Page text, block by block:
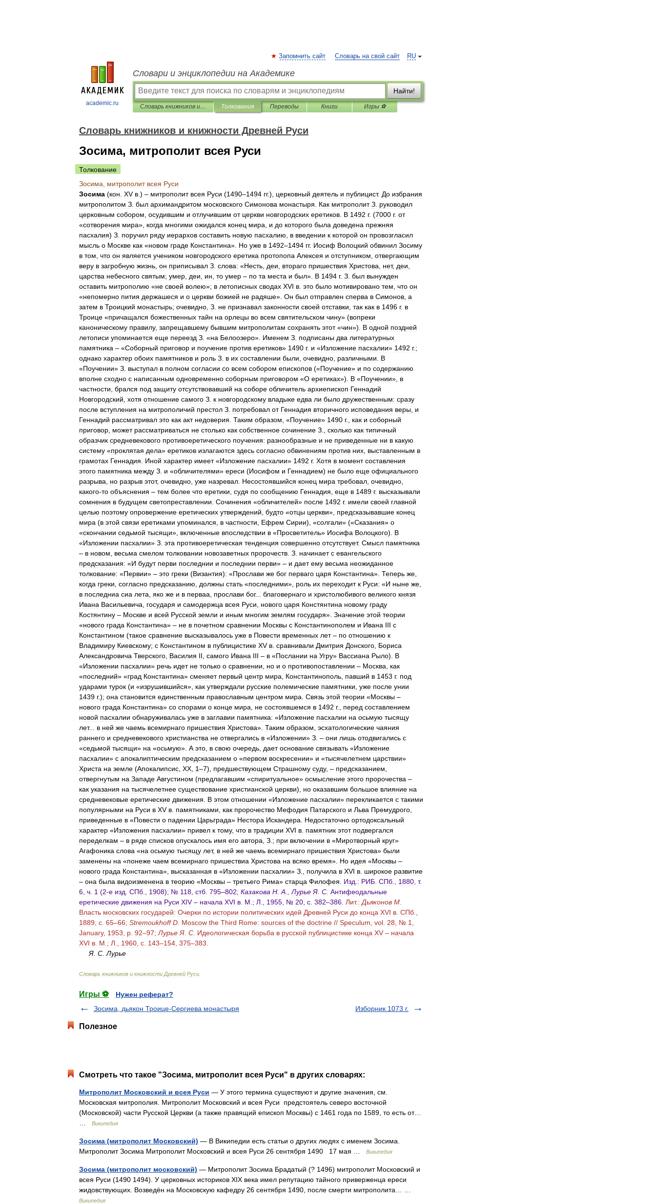
academic.ru
RU
Запомнить сайт Словарь на свой сайт
Словари и энциклопедии на Академике
Найти!
Словарь книжников и книжности Древней Руси Толкования Переводы Книги Игры ⚽
Словарь книжников и книжности Древней Руси
Зосима, митрополит всея Руси
Толкование
Зосима
митрополит всея Руси
Зосима (кон XV в .) – митрополит всея Руси (1490–1494 гг.), церковный деятель и публицист. До избрания
митрополитом З был архимандритом московского Симонова монастыря Как митрополит З руководил
церковным собором осудившим и отлучившим от церкви новгородских еретиков В 1492 г. (7000 г. от
«сотворения мира», когда многими ожидался конец мира и до которого была доведена прежняя
пасхалия) З поручил ряду иерархов составить новую пасхалию в введении к которой он провозгласил
мысль о Москве как «новом граде Константина». Но уже в 1492–1494 гг. Иосиф Волоцкий обвинил Зосиму
в том что он является учеником новгородского еретика протопопа Алексея и отступником отвергающим
веру в загробную жизнь он приписывал З слова: «Несть деи втораго пришествия Христова нет, деи
царства небесного святым; умер деи ин то умер – по та места и был». В 1494 г. З был вынужден
оставить митрополию «не своей волею»; в летописных сводах XVI в это было мотивировано тем что он
«непомерно пития держашеся и о церкви божией не радяше». Он был отправлен сперва в Симонов а
затем в Троицкий монастырь; очевидно З не признавал законности своей отставки так как в 1496 г. в
Троице «причащался божественных тайн на орлецы во всем святительском чину» (вопреки
каноническому правилу, запрещавшему бывшим митрополитам сохранять этот«чин»). В одной поздней
летописи упоминается еще переезд З . «на Белоозеро». Именем З подписаны два литературных
памятника – «Соборный приговор и поучение против еретиков» 1490 г. и «Изложение пасхалии» 1492 г.;
однако характер обоих памятников и роль З в их составлении были очевидно различными
В
«Поучении» З выступал в полном согласии со всем собором епископов («Поучение» и по содержанию
вполне сходно с написанным одновременно соборным приговором «О еретиках»). В «Поучении», в
частности брался под защиту отсутствовавший на соборе обличитель архиепископ Геннадий
Новгородский хотя отношение самого З к новгородскому владыке едва ли было дружественным: сразу
после вступления на митрополичий престол З потребовал от Геннадия вторичного исповедания веры и
Геннадий рассматривал это как акт недоверия Таким образом , «Поучение» 1490 г., как и соборный
приговор может рассматриваться не столько как собственное сочинение З сколько как типичный
образчик средневекового противоеретического поучения: разнообразные и не приведенные ни в какую
систему «проклятая дела» еретиков излагаются здесь согласно обвинениям против них выставленным в
грамотах Геннадия Иной характер имеет«Изложение пасхалии» 1492 г. Хотя в момент составления
этого памятника между З и «обличителями» ереси (Иосифом и Геннадием) не было еще официального
разрыва
но разрыв этот, очевидно уже назревал Несостоявшийся конец мира требовал очевидно
какого-то объяснения – тем более что еретики судя по сообщению Геннадия еще в 1489 г. высказывали
сомнения в будущем светопреставлении Сочинения «обличителей» после 1492 г. имели своей главной
целью поэтому опровержение еретических утверждений будто «отцы церкви», предсказывавшие конец
мира (в этой связи еретиками упоминался в частности Ефрем Сирии), «солгали» («Сказания» о
«скончании седьмой тысящи», включенные впоследствии в «Просветитель» Иосифа Волоцкого). В
«Изложении пасхалии» З эта противоеретическая тенденция совершенно отсутствует. Смысл памятника
– в новом весьма смелом толковании новозаветных пророчеств З начинает с евангельского
предсказания: «И будут перви последнии и последнии перви» – и дает ему весьма неожиданное
толкование: «Первии» – это греки (Византия): «Прослави же бог перваго царя Константина». Теперь же
когда греки согласно предсказанию должны стать «последними», роль их переходит к Руси: «И ныне же
в последниа сиа лета яко же и в перваа прослави бог... благовернаго и христолюбивого великого князя
Ивана Васильевича государя и самодержца всея Руси нового царя Констянтина новому граду
Костянтину – Москве и всей Русской земли и иным многим землям государя». Значение этой теории
«нового града Константина» – не в почетном сравнении Москвы с Константинополем и Ивана III с
Константином (такое сравнение высказывалось уже в Повести временных лет– по отношению к
Владимиру Киевскому; с Константином в публицистике XV в сравнивали Дмитрия Донского Бориса
Александровича Тверского Василия II самого Ивана III – в «Послании на Угру» Вассиана Рыло). В
«Изложении пасхалии» речь идет не только о сравнении но и о противопоставлении – Москва
как
«последний» «град Константина» сменяет первый центр мира Константинополь павший в 1453 г. под
ударами турок (и «изрушившийся», как утверждали русские полемические памятники уже после унии
1439 г.); она становится единственным православным центром мира Связь этой теории «Москвы –
нового града Константина» со спорами о конце мира не состоявшемся в 1492 г., перед составлением
новой пасхалии обнаруживалась уже в заглавии памятника: «Изложение пасхалии на осьмую тысящу
лет... в ней же чаемь всемирнаго пришествия Христова». Таким образом эсхатологические чаяния
раннего и средневекового христианства не отвергались в «Изложении» З . – они лишь отодвигались с
«седьмой тысящи» на «осьмую». А это в свою очередь дает основание связывать «Изложение
пасхалии» с апокалиптическим предсказанием о «первом воскресении» и «тысячелетнем царствии»
Христа на земле (Апокалипсис XX 1–7), предшествующем Страшному суду, – предсказанием
отвергнутым на Западе Августином (предлагавшим «спиритуальное» осмысление этого пророчества –
как указания на тысячелетнее существование христианской церкви), но оказавшим большое влияние на
средневековые еретические движения В этом отношении «Изложение пасхалии» перекликается с такими
популярными на Руси в XV в памятниками как пророчество Мефодия Патарского и Льва Премудрого
приведенные в «Повести о падении Царьграда» Нестора Искандера Недостаточно ортодоксальный
характер «Изложения пасхалии» привел к тому, что в традиции XVI в памятник этот подвергался
переделкам – в ряде списков опускалось имя его автора З .; при включении в «Миротворный круг»
Агафоника слова «на осьмую тысящу лет, в ней же чаемь всемирнаго пришествия Христова» были
заменены на «понеже чаем всемирнаго пришествиа Христова на всяко время». Но идея «Москвы –
нового града Константина», высказанная в «Изложении пасхалии» З получила в XVI в широкое развитие
– она была видоизменена в теорию «Москвы – третьего Рима» старца Филофея Изд : РИБ СПб 1880 т.
6 ч 1 (2-е изд СПб 1908); № 118 стб 795–802; Казакова Н А Лурье Я С Антифеодальные
еретические движения на Руси XIV– начала XVI в М .; Л 1955 , № 20 с 382–386 Лит.: Дьяконов М
Власть московских государей: Очерки по истории политических идей Древней Руси до конца XVI в СПб
1889 с 65–66; Stremoukhoff D Moscow the Third Rome: sources of the doctrine // Speculum vol 28 , № 1
January, 1953 p 92–97; Лурье Я С Идеологическая борьба в русской публицистике конца XV – начала
XVI в М .; Л 1960 с 143–154 375–383
Я С Лурье
Словарь книжников и книжности Древней Руси
Игры ⚽
Нужен реферат?
Зосима, дьякон Троице-Сергиева монастыря
Изборник 1073 г.
Полезное
Смотреть что такое "Зосима, митрополит всея Руси" в других словарях:
Митрополит Московский и всея Руси — У этого термина существуют и другие значения, см.
Московская митрополия. Митрополит Московский и всея Руси предстоятель северо восточной
(Московской) части Русской Церкви (а также правящий епископ Москвы) с 1461 года по 1589, то есть от…
Википедия
Зосима (митрополит Московский) — В Википедии есть статьи о других людях с именем Зосима.
Митрополит Зосима Митрополит Московский и всея Руси 26 сентября 1490 17 мая …
Википедия
Зосима (митрополит московский) — Митрополит Зосима Брадатый (? 1496) митрополит Московский и
всея Руси (1490 1494). У церковных историков XIX века имел репутацию тайного приверженца ереси
жидовствующих. Возведён на Московскую кафедру 26 сентября 1490, после смерти митрополита… …
Википедия